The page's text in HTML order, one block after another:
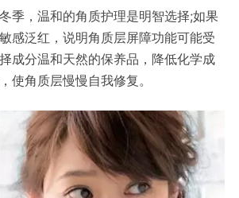
季， 温和的角质护理是明智选择;如果
感泛红，说明角质层屏障功能可能受
成分温和天然的保养品，降低化学成
使角质层慢慢自我修复。